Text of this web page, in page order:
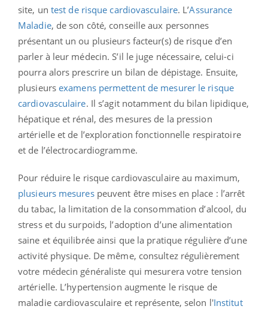
site, un test de risque cardiovasculaire. L’Assurance
Maladie, de son côté, conseille aux personnes
présentant un ou plusieurs facteur(s) de risque d’en
parler à leur médecin. S’il le juge nécessaire, celui-ci
pourra alors prescrire un bilan de dépistage. Ensuite,
plusieurs examens permettent de mesurer le risque
cardiovasculaire. Il s’agit notamment du bilan lipidique,
hépatique et rénal, des mesures de la pression
artérielle et de l’exploration fonctionnelle respiratoire
et de l’électrocardiogramme.
Pour réduire le risque cardiovasculaire au maximum,
plusieurs mesurespeuvent être mises en place : l’arrêt
du tabac, la limitation de la consommation d’alcool, du
stress et du surpoids, l’adoption d’une alimentation
saine et équilibrée ainsi que la pratique régulière d’une
activité physique. De même, consultez régulièrement
votre médecin généraliste qui mesurera votre tension
artérielle. L’hypertension augmente le risque de
maladie cardiovasculaire et représente, selon l'Institut